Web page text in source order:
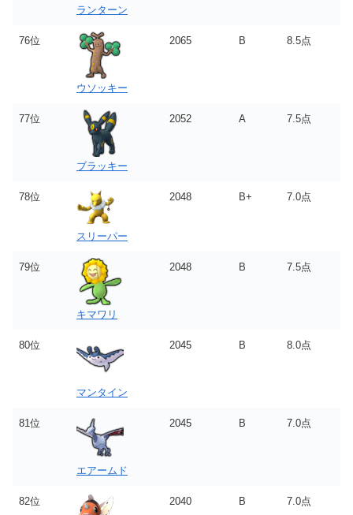
ランターン
76位
ウソッキー
2065 B 8.5点
77位
ブラッキー
2052 A 7.5点
78位
スリーパー
2048 B+ 7.0点
79位
キマワリ
2048 B 7.5点
80位
マンタイン
2045 B 8.0点
81位
エアームド
2045 B 7.0点
82位 2040 B 7.0点